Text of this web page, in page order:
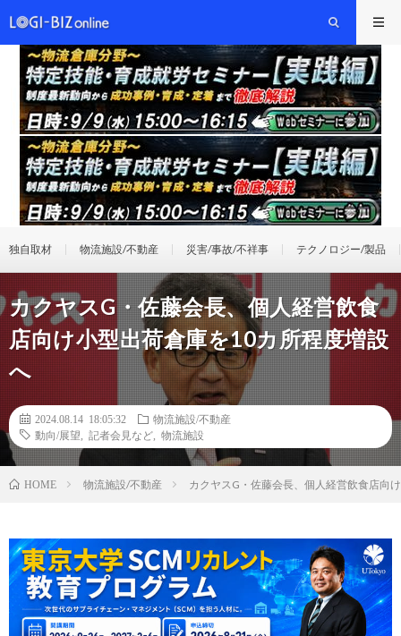
独自取材 物流施設/不動産 災害/事故/不祥事 テクノロジー/製品
カクヤスG・佐藤会長、個人経営飲食
店向け小型出荷倉庫を10カ所程度増設
へ
2024.08.14 18:05:32
物流施設/不動産
動向/展望
記者会見など 物流施設
HOME 物流施設/不動産 カクヤスG・佐藤会長、個人経営飲食店向